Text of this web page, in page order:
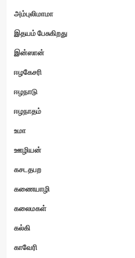
அம்புலிமாமா
இதயம் பேசுகிறது
இன்ஸான்
ஈழகேசரி
ஈழநாடு
ஈழநாதம்
உமா
ஊழியன்
கசடதபற
கணையாழி
கலைமகள்
கல்கி
காவேரி